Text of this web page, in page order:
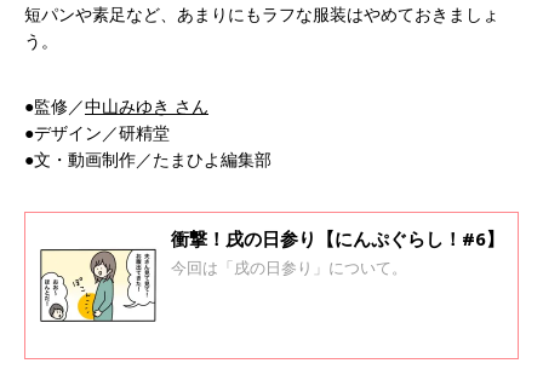
短パンや素足など、あまりにもラフな服装はやめておきましょ
う。
●監修／中山みゆき さん
●デザイン／研精堂
●文・動画制作／たまひよ編集部
衝撃！戌の日参り【にんぷぐらし！#6】
今回は「戌の日参り」について。